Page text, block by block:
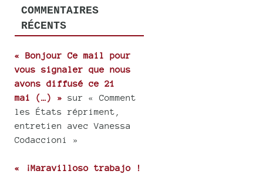
COMMENTAIRES
RÉCENTS
« Bonjour Ce mail pour
vous signaler que nous
avons diffusé ce 21
mai (…) » sur « Comment
les États répriment,
entretien avec Vanessa
Codaccioni »
« ¡Maravilloso trabajo !